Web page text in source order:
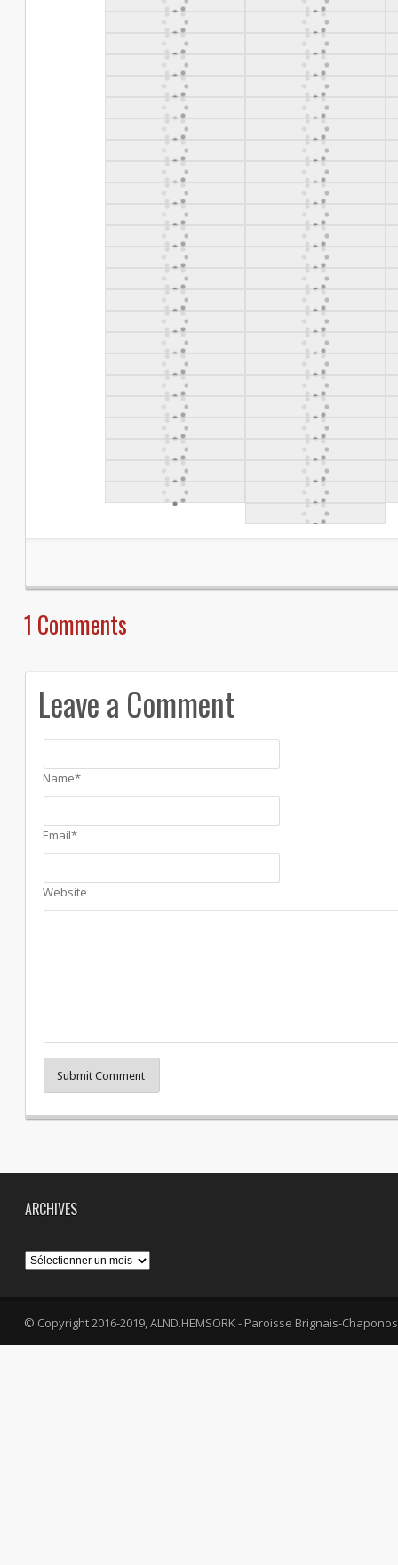
1 Comments
Leave a Comment
Name*
Email*
Website
Submit Comment
ARCHIVES
Archives
© Copyright 2016-2019, ALND.HEMSORK - Paroisse Brignais-